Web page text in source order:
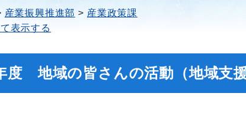
産業振興推進部
産業政策課
表示する
度 地域の皆さんの活動（地域支援